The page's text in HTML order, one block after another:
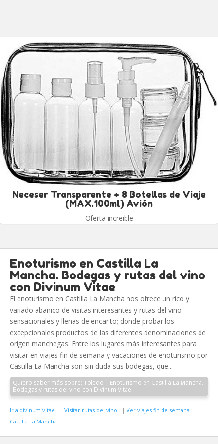
Neceser Transparente + 8 Botellas de Viaje
(MAX.100ml) Avión
Oferta increible
Enoturismo en Castilla La
Mancha. Bodegas y rutas del vino
con Divinum Vitae
El enoturismo en Castilla La Mancha nos ofrece un rico y
variado abanico de visitas interesantes y rutas del vino
sensacionales y llenas de encanto; donde probar los
excepcionales productos de las diferentes denominaciones de
origen manchegas. Entre los lugares más interesantes para
visitar en viajes fin de semana y vacaciones de enoturismo por
Castilla La Mancha son sin duda sus bodegas, que...
Quiero saber más sobre: Toledo | Enoturismo en Castilla La Mancha.
Bodegas y rutas del vino con Divinum Vitae
Ir a divinum vitae | Visitar rutas del vino | Ver viajes fin de semana
Castilla La Mancha
|